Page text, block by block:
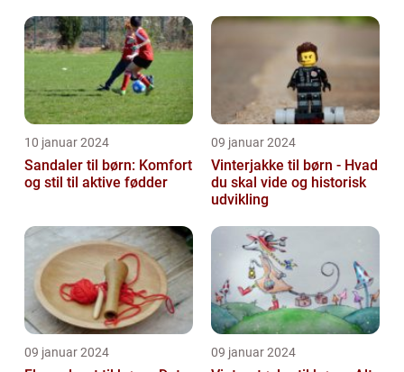
10 januar 2024
Sandaler til børn: Komfort
og stil til aktive fødder
09 januar 2024
Vinterjakke til børn - Hvad
du skal vide og historisk
udvikling
09 januar 2024 09 januar 2024